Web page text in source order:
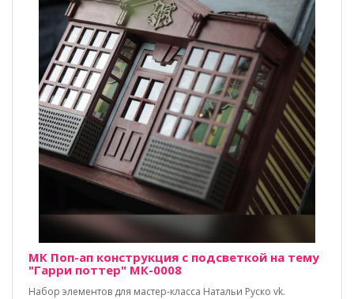
МК Поп-ап конструкция с подсветкой на тему
"Гарри поттер" МК-0008
Набор элементов для мастер-класса Натальи Руско vk.